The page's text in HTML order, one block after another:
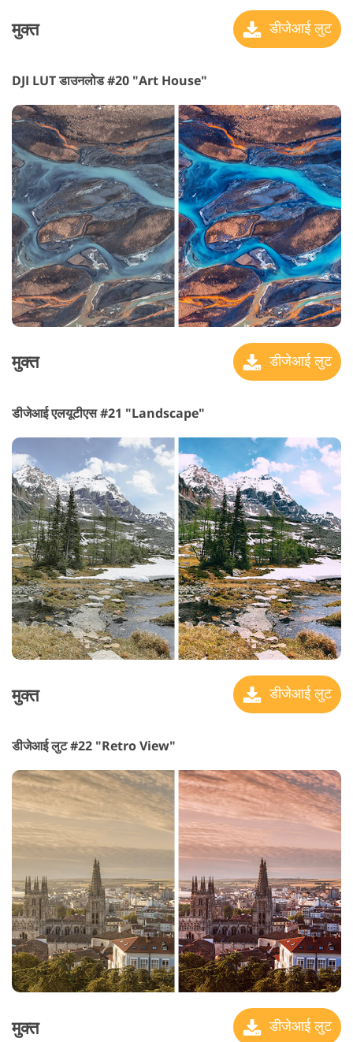
मुक्त डीजेआई लुट
DJI LUT डाउनलोड #20 "Art House"
मुक्त डीजेआई लुट
डीजेआई एलयूटीएस #21 "Landscape"
मुक्त डीजेआई लुट
डीजेआई लुट #22 "Retro View"
मुक्त डीजेआई लुट